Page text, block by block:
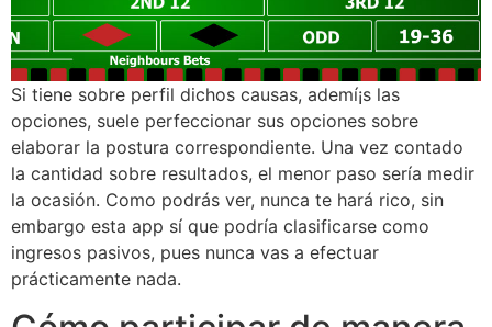
Si tiene sobre perfil dichos causas, ademí¡s las
opciones, suele perfeccionar sus opciones sobre
elaborar la postura correspondiente. Una vez contado
la cantidad sobre resultados, el menor paso serí­a medir
la ocasión. Como podrás ver, nunca te hará rico, sin
embargo esta app sí que podría clasificarse como
ingresos pasivos, pues nunca vas a efectuar
prácticamente nada.